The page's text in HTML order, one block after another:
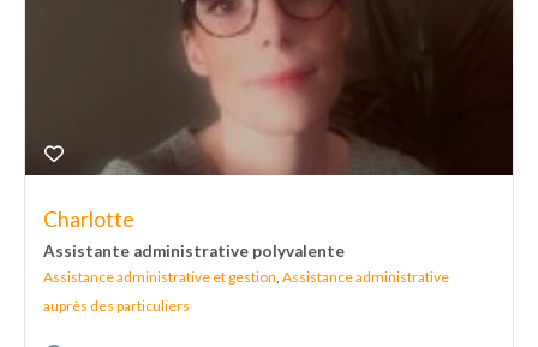
Charlotte
Assistante administrative polyvalente
Assistance administrative et gestion, Assistance administrative
auprès des particuliers